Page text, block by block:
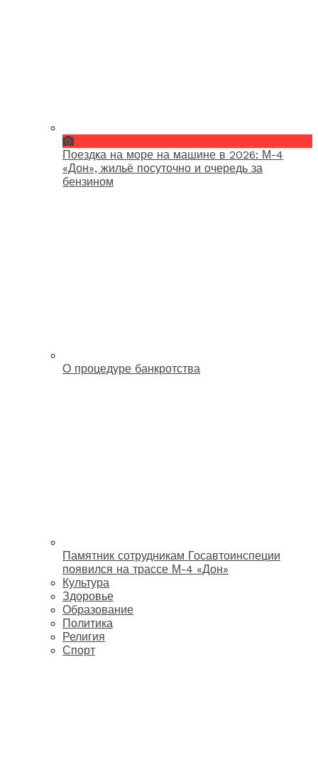
Поездка на море на машине в 2026: М-4
«Дон», жильё посуточно и очередь за
бензином
О процедуре банкротства
Памятник сотрудникам Госавтоинспеции
появился на трассе М-4 «Дон»
Культура
Здоровье
Образование
Политика
Религия
Спорт